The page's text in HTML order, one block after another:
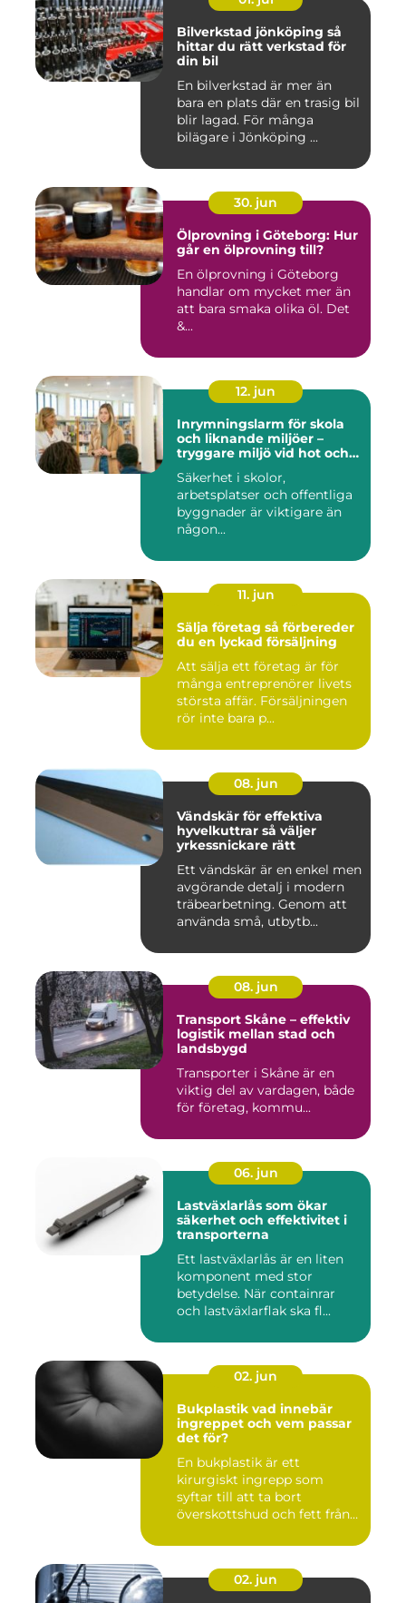
Bilverkstad jönköping så
hittar du rätt verkstad för
din bil
En bilverkstad är mer än
bara en plats där en trasig bil
blir lagad. För många
bilägare i Jönköping ...
30. jun
Ölprovning i Göteborg: Hur
går en ölprovning till?
En ölprovning i Göteborg
handlar om mycket mer än
att bara smaka olika öl. Det
&...
12. jun
Inrymningslarm för skola
och liknande miljöer –
tryggare miljö vid hot och
Säkerhet i skolor,
arbetsplatser och offentliga
byggnader är viktigare än
någon...
11. jun
Sälja företag så förbereder
du en lyckad försäljning
Att sälja ett företag är för
många entreprenörer livets
största affär. Försäljningen
rör inte bara p...
08. jun
Vändskär för effektiva
hyvelkuttrar så väljer
yrkessnickare rätt
Ett vändskär är en enkel men
avgörande detalj i modern
träbearbetning. Genom att
använda små, utbytb...
08. jun
Transport Skåne – effektiv
logistik mellan stad och
landsbygd
Transporter i Skåne är en
viktig del av vardagen, både
för företag, kommu...
06. jun
Lastväxlarlås som ökar
säkerhet och effektivitet i
transporterna
Ett lastväxlarlås är en liten
komponent med stor
betydelse. När containrar
och lastväxlarflak ska fl...
02. jun
Bukplastik vad innebär
ingreppet och vem passar
det för?
En bukplastik är ett
kirurgiskt ingrepp som
syftar till att ta bort
överskottshud och fett från
02. jun